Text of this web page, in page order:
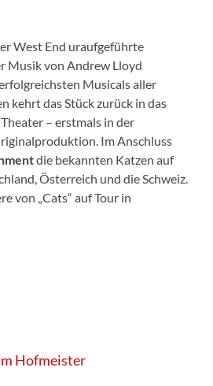
West End uraufgeführte
Musik von Andrew Lloyd
Musicals aller
kehrt das Stück zurück in das
– erstmals in der
Im Anschluss
die bekannten Katzen auf
Österreich und die Schweiz.
von „Cats“ auf Tour in
Hofmeister